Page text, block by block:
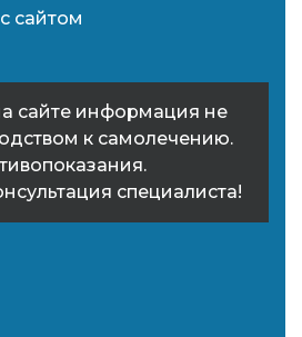
сайтом
сайте информация не
к самолечению.
специалиста!